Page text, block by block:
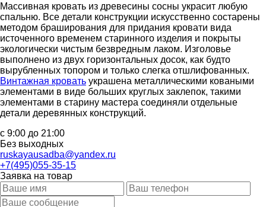
Массивная кровать из древесины сосны украсит любую
спальню. Все детали конструкции искусственно состарены
методом браширования для придания кровати вида
источенного временем старинного изделия и покрыты
экологически чистым безвредным лаком. Изголовье
выполнено из двух горизонтальных досок, как будто
вырубленных топором и только слегка отшлифованных.
Винтажная кровать украшена металлическими коваными
элементами в виде больших круглых заклепок, такими
элементами в старину мастера соединяли отдельные
детали деревянных конструкций.
с 9:00 до 21:00
Без выходных
ruskayausadba@yandex.ru
+7(495)055-35-15
Заявка на товар